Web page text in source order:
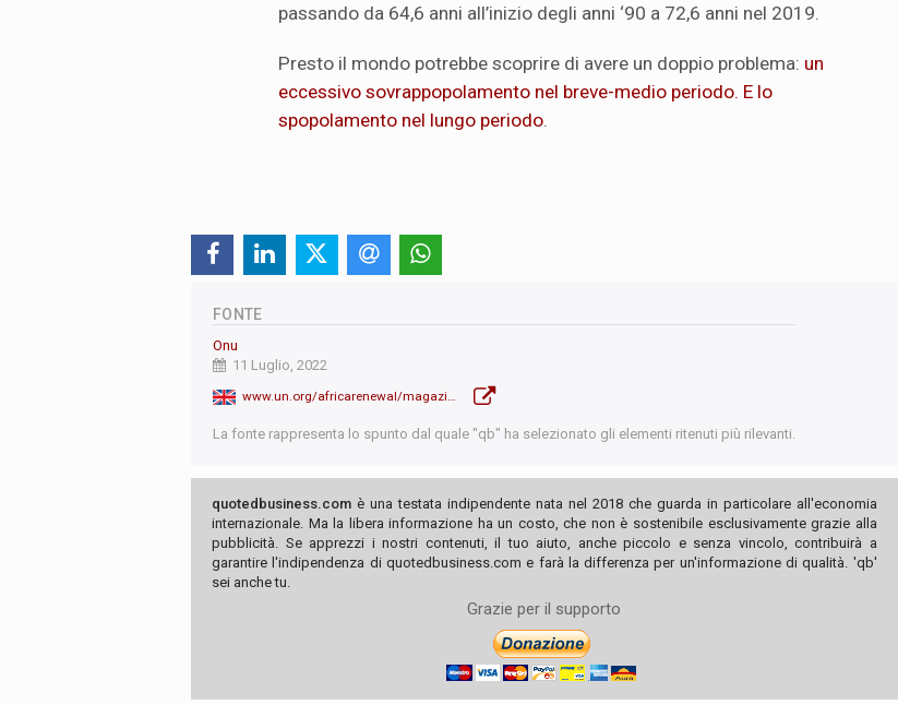
passando da 64,6 anni all’inizio degli anni ‘90 a 72,6 anni nel 2019.
Presto il mondo potrebbe scoprire di avere un doppio problema: un
eccessivo sovrappopolamento nel breve-medio periodo. E lo
spopolamento nel lungo periodo
FONTE
Onu
11 Luglio, 2022
www.un.org/africarenewal/magazine/july-2022/world-population-reach-8-billion-15-november-2022
La fonte rappresenta lo spunto dal quale "qb" ha selezionato gli elementi ritenuti più rilevanti.
quotedbusiness.com è una testata indipendente nata nel 2018 che guarda in particolare all'economia
internazionale. Ma la libera informazione ha un costo, che non è sostenibile esclusivamente grazie alla
pubblicità. Se apprezzi i nostri contenuti, il tuo aiuto, anche piccolo e senza vincolo, contribuirà a
garantire l'indipendenza di quotedbusiness.com e farà la differenza per un'informazione di qualità. 'qb'
sei anche tu.
Grazie per il supporto